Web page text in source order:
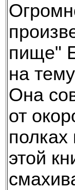
пище"
на
Она
от
этой